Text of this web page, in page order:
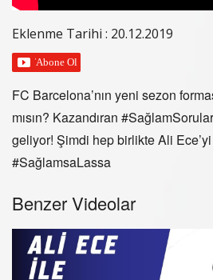
Eklenme Tarihi : 20.12.2019
FC Barcelona’nın yeni sezon
mısın? Kazandıran
geliyor! Şimdi hep birlikte Ali
#SağlamsaLassa
Benzer Videolar